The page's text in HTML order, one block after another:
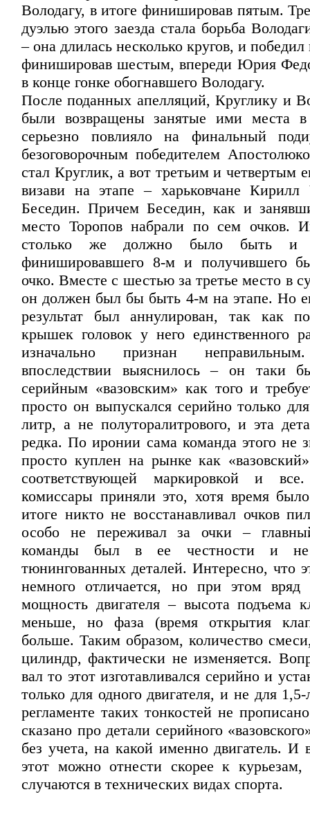
Володагу, в итоге финишировав пятым.
дуэлью этого заезда стала борьба
– она длилась несколько кругов, и
финишировав шестым, впереди Юрия
в конце гонке обогнавшего Володагу.
После поданных апелляций, Круглику и
были возвращены занятые ими места
серьезно повлияло на финальный
безоговорочным победителем
стал Круглик, а вот третьим и четвертым
визави на этапе – харьковчане
Беседин. Причем Беседин, как и
место Торопов набрали по сем очков.
столько же должно было быть и
финишировавшего 8-м и получившего
очко. Вместе с шестью за третье место в
он должен был бы быть 4-м на этапе. Но
результат был аннулирован, так как
крышек головок у него единственного
изначально признан
впоследствии выяснилось – он таки
серийным «вазовским» как того и
просто он выпускался серийно только
литр, а не полуторалитрового, и эта
редка. По иронии сама команда этого не
просто куплен на рынке как
соответствующей маркировкой и все.
комиссары приняли это, хотя время
итоге никто не восстанавливал очков
особо не переживал за очки –
команды был в ее честности и не
тюнингованных деталей. Интересно, что
немного отличается, но при этом
мощность двигателя – высота подъема
меньше, но фаза (время открытия
больше. Таким образом, количество
цилиндр, фактически не изменяется.
вал то этот изготавливался серийно и
только для одного двигателя, и не для
регламенте таких тонкостей не
сказано про детали серийного
без учета, на какой именно двигатель. И
этот можно отнести скорее к
случаются в технических видах спорта.